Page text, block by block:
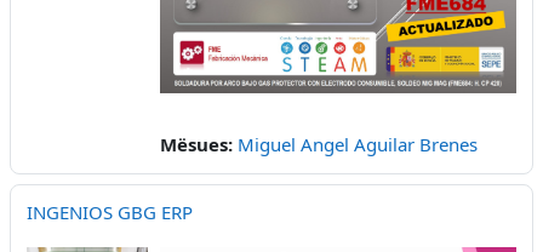
Mësues: Miguel Angel Aguilar Brenes
INGENIOS GBG ERP